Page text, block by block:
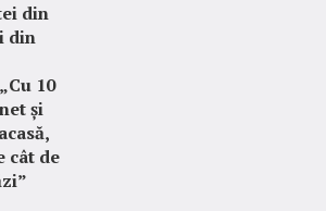
din
din
10
și
cât de